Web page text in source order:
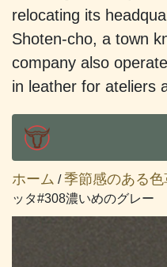
relocating its
Shoten-cho, a town
company also
in leather for ateliers
ホーム /季節感のある
ッタ#308濃いめのグレー